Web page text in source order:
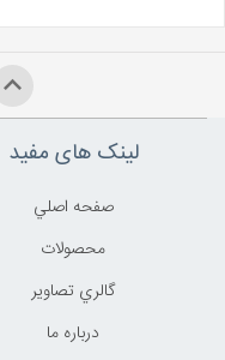
لینک های مفید
صفحه اصلي
محصولات
گالري تصاوير
درباره ما